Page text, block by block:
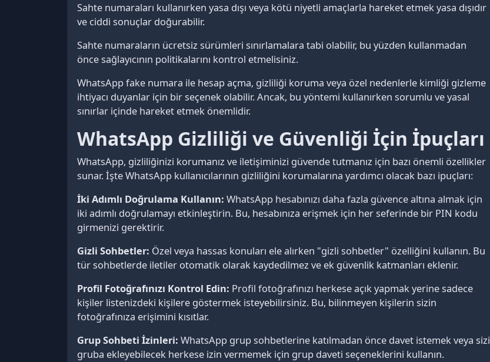
Sahte numaraları kullanırken yasa dışı veya kötü niyetli amaçlarla hareket etmek yasa dışıdır
ve ciddi sonuçlar doğurabilir.
Sahte numaraların ücretsiz sürümleri sınırlamalara tabi olabilir, bu yüzden kullanmadan
önce sağlayıcının politikalarını kontrol etmelisiniz.
WhatsApp fake numara ile hesap açma, gizliliği koruma veya özel nedenlerle kimliği gizleme
ihtiyacı duyanlar için bir seçenek olabilir. Ancak, bu yöntemi kullanırken sorumlu ve yasal
sınırlar içinde hareket etmek önemlidir.
WhatsApp Gizliliği ve Güvenliği İçin İpuçları
WhatsApp, gizliliğinizi korumanız ve iletişiminizi güvende tutmanız için bazı önemli özellikler
sunar. İşte WhatsApp kullanıcılarının gizliliğini korumalarına yardımcı olacak bazı ipuçları:
İki Adımlı Doğrulama Kullanın: WhatsApp hesabınızı daha fazla güvence altına almak için
iki adımlı doğrulamayı etkinleştirin. Bu, hesabınıza erişmek için her seferinde bir PIN kodu
girmenizi gerektirir.
Gizli Sohbetler: Özel veya hassas konuları ele alırken "gizli sohbetler" özelliğini kullanın. Bu
tür sohbetlerde iletiler otomatik olarak kaydedilmez ve ek güvenlik katmanları eklenir.
Profil Fotoğrafınızı Kontrol Edin: Profil fotoğrafınızı herkese açık yapmak yerine sadece
kişiler listenizdeki kişilere göstermek isteyebilirsiniz. Bu, bilinmeyen kişilerin sizin
fotoğrafınıza erişimini kısıtlar.
Grup Sohbeti İzinleri: WhatsApp grup sohbetlerine katılmadan önce davet istemek veya sizi
gruba ekleyebilecek herkese izin vermemek için grup daveti seçeneklerini kullanın.